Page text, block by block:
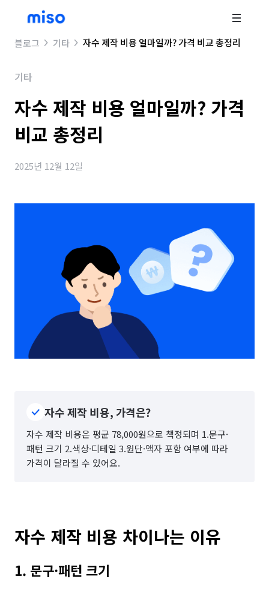
블로그 기타 자수 제작 비용 얼마일까? 가격 비교 총정리
기타
자수 제작 비용 얼마일까? 가격
비교 총정리
2025년 12월 12일
자수 제작 비용, 가격은?
자수 제작 비용은 평균 78,000원으로 책정되며 1.문구·
패턴 크기 2.색상·디테일 3.원단·액자 포함 여부에 따라
가격이 달라질 수 있어요.
자수 제작 비용 차이나는 이유
1. 문구·패턴 크기